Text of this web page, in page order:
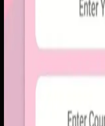
Kami membangun aplikasi
ringkas, notifikasi cepat,
rapi. Sistemnya dirancang
lebih personal tanpa